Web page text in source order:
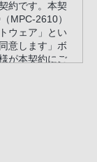
約です。本契
MPC-2610）
ウェア」とい
意します」ボ
が本契約にご
条項に同意し
ダウンロード